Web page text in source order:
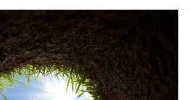
GOLF JA PSYKOLOGIA